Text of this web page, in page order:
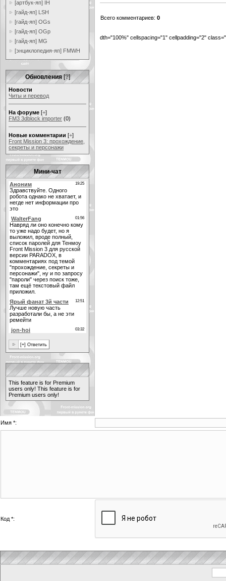
[артбук-яп] IH
[гайд-яп] LSH
[гайд-яп] OGs
[гайд-яп] OGp
[гайд-яп] MG
[энциклопедия-яп] FMWH
Обновления [?]
Новости
Читы и перевод
На форуме [+]
FM3 3dblock importer (0)
Новые комментарии [+]
Front Mission 3: прохождение,
секреты и персонажи
Мини-чат
This feature is for Premium
users only! This feature is for
Premium users only!
Всего комментариев: 0
dth="100%" cellspacing="1" cellpadding="2"
Имя *:
Код *: